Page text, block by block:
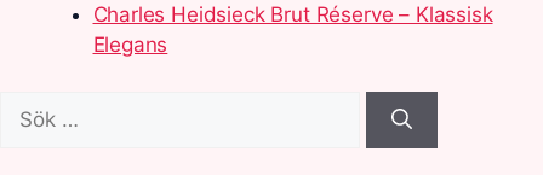
Charles Heidsieck Brut Réserve – Klassisk
Elegans
efter: